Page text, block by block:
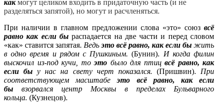
какмогут целиком входить в придаточную часть (и не
разделяться запятой), но могут и расчленяться.
При наличии в главном предложении слова «это» союз всё
равно как если быраспадается на две части и перед словом
«как» ставится запятая. Ведьэто всё равно, как если бы жить
в одно время и рядом с Пушкиным. (Бунин). И когда филин
выскочил из-под кучи, тоэто было для птиц всё равно, как
если бы у нас на свету черт показался. (Пришвин). При
соответствующем масштабеэто
всё равно, как если
бы взорвался центр Москвы в пределах Бульварного
кольца. (Кузнецов).